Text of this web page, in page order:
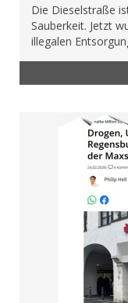
Die Dieselstraße
Sauberkeit. Jetzt
illegalen